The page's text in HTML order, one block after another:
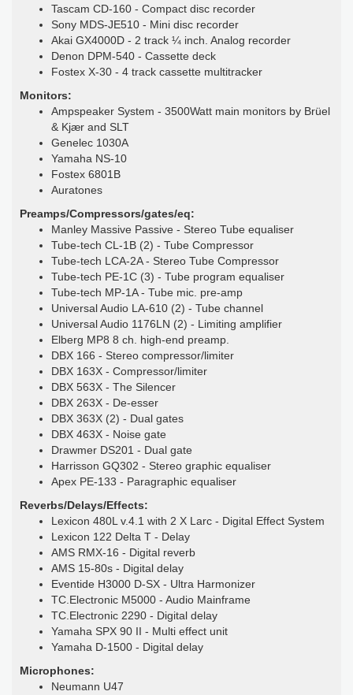
Tascam CD-160 - Compact disc recorder
Sony MDS-JE510 - Mini disc recorder
Akai GX4000D - 2 track ¼ inch. Analog recorder
Denon DPM-540 - Cassette deck
Fostex X-30 - 4 track cassette multitracker
Monitors:
Ampspeaker System - 3500Watt main monitors by Brüel
& Kjær and SLT
Genelec 1030A
Yamaha NS-10
Fostex 6801B
Auratones
Preamps/Compressors/gates/eq:
Manley Massive Passive - Stereo Tube equaliser
Tube-tech CL-1B (2) - Tube Compressor
Tube-tech LCA-2A - Stereo Tube Compressor
Tube-tech PE-1C (3) - Tube program equaliser
Tube-tech MP-1A - Tube mic. pre-amp
Universal Audio LA-610 (2) - Tube channel
Universal Audio 1176LN (2) - Limiting amplifier
Elberg MP8 8 ch. high-end preamp.
DBX 166 - Stereo compressor/limiter
DBX 163X - Compressor/limiter
DBX 563X - The Silencer
DBX 263X - De-esser
DBX 363X (2) - Dual gates
DBX 463X - Noise gate
Drawmer DS201 - Dual gate
Harrisson GQ302 - Stereo graphic equaliser
Apex PE-133 - Paragraphic equaliser
Reverbs/Delays/Effects:
Lexicon 480L v.4.1 with 2 X Larc - Digital Effect System
Lexicon 122 Delta T - Delay
AMS RMX-16 - Digital reverb
AMS 15-80s - Digital delay
Eventide H3000 D-SX - Ultra Harmonizer
TC.Electronic M5000 - Audio Mainframe
TC.Electronic 2290 - Digital delay
Yamaha SPX 90 II - Multi effect unit
Yamaha D-1500 - Digital delay
Microphones:
Neumann U47